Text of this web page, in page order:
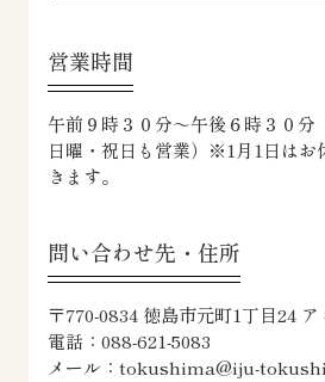
営業時間
午前９時３０分～午後６時３０分
日曜・祝日も営業）※1月1日はお
きます。
問い合わせ先・住所
〒770-0834 徳島市元町1丁目24
電話：088-621-5083
メール：tokushima@iju-